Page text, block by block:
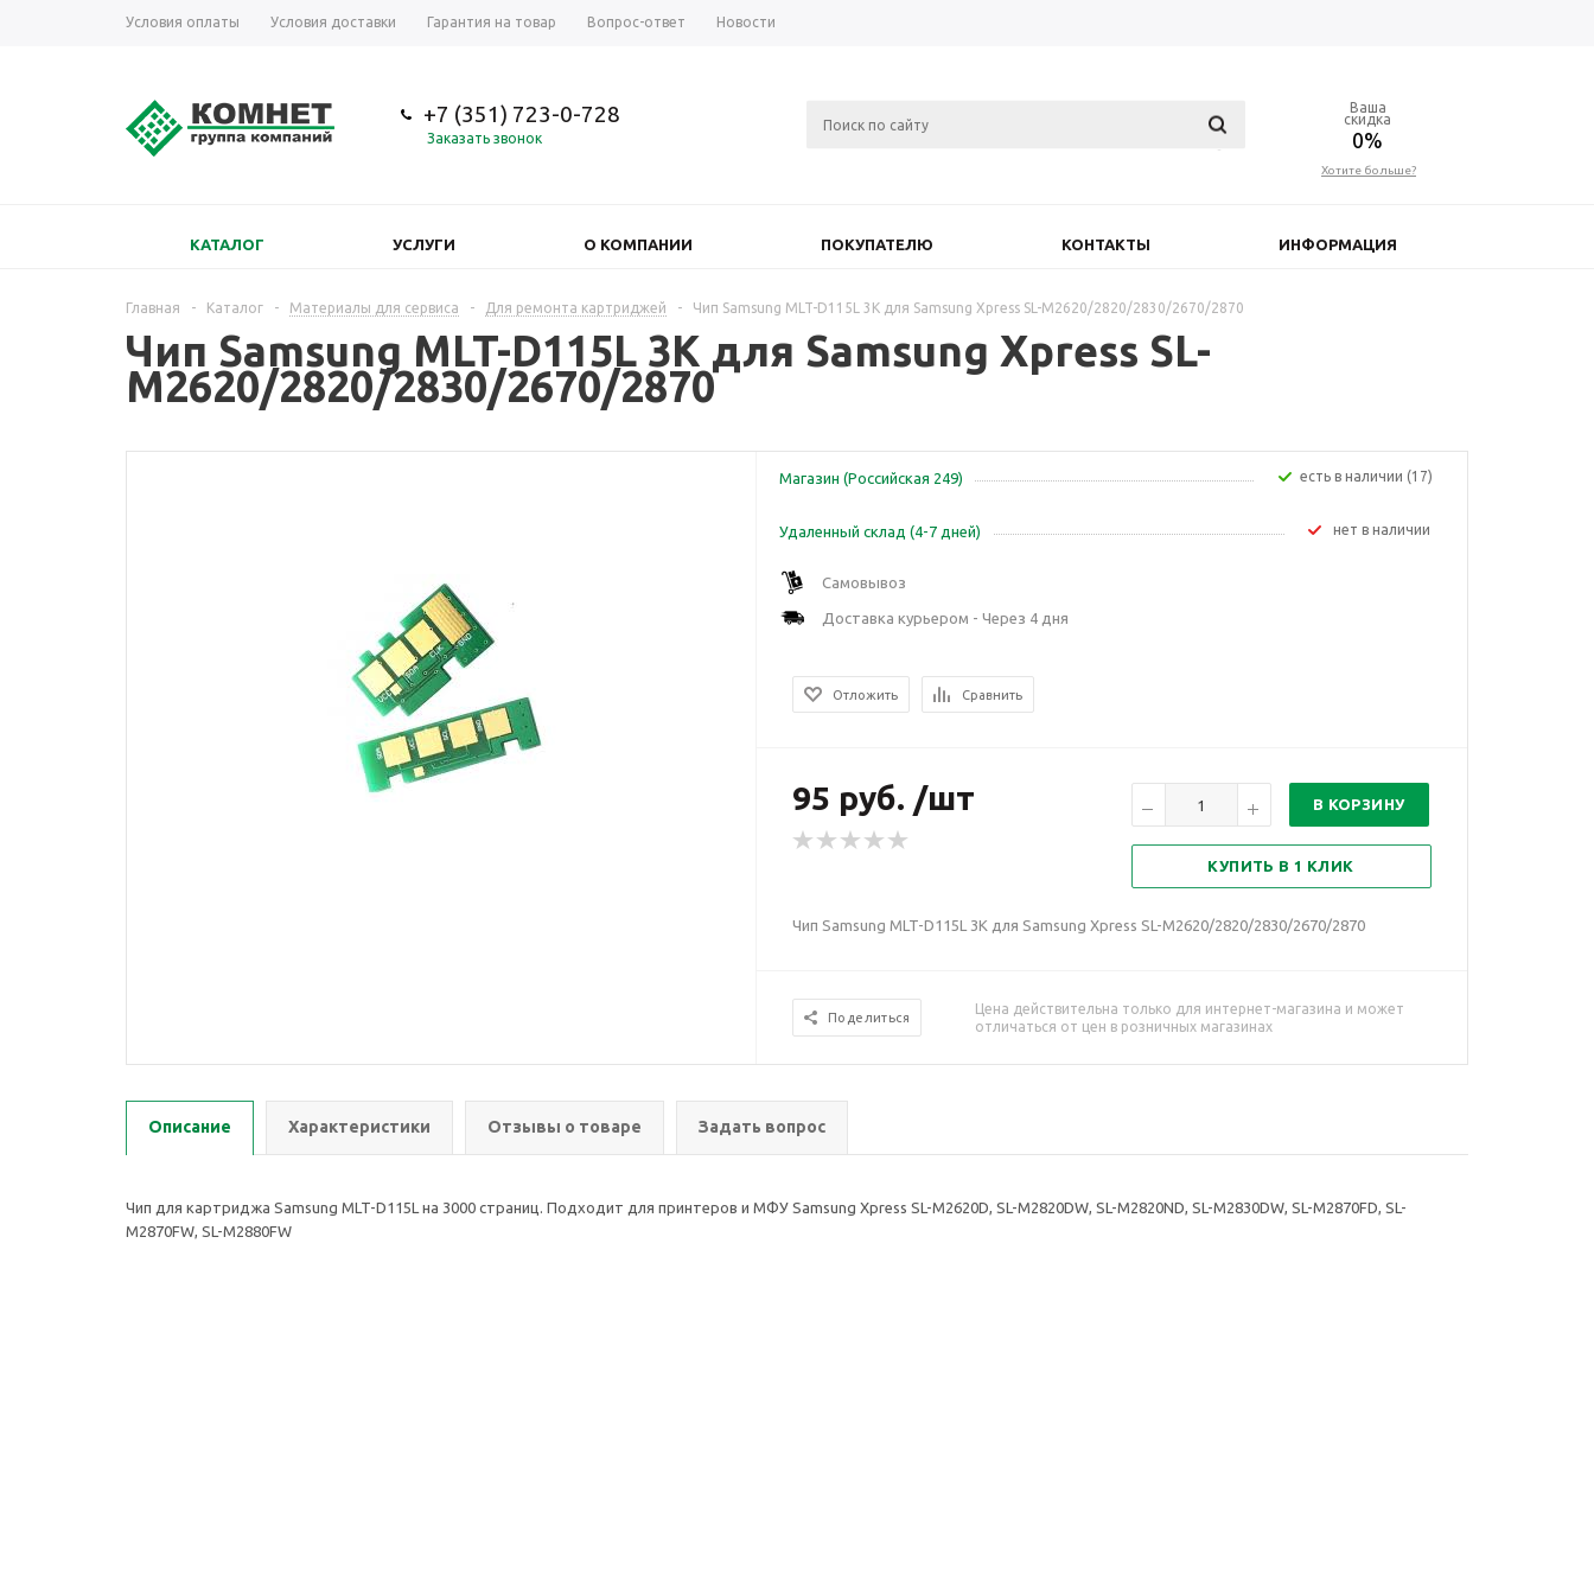
Условия оплаты Условия доставки Гарантия на товар Вопрос-ответ Новости
+7 (351) 723-0-728
Заказать звонок
Ваша
скидка
0%
Хотите больше?
КАТАЛОГ УСЛУГИ О КОМПАНИИ ПОКУПАТЕЛЮ КОНТАКТЫ ИНФОРМАЦИЯ
Главная - Каталог - Материалы для сервиса - Для ремонта картриджей - Чип Samsung MLT-D115L 3K для Samsung Xpress SL-M2620/2820/2830/2670/2870
Чип Samsung MLT-D115L 3K для Samsung Xpress SL-
M2620/2820/2830/2670/2870
Магазин (Российская 249) Есть в наличии (17)
Удаленный склад (4-7 дней) Нет в наличии
Самовывоз
Доставка курьером - Через 4 дня
Отложить Сравнить
95 руб. /шт В КОРЗИНУ
КУПИТЬ В 1 КЛИК
Чип Samsung MLT-D115L 3K для Samsung Xpress SL-M2620/2820/2830/2670/2870
Поделиться
Цена действительна только для интернет-магазина и может
отличаться от цен в розничных магазинах
Описание Характеристики Отзывы о товаре Задать вопрос
Чип для картриджа Samsung MLT-D115L на 3000 страниц. Подходит для принтеров и МФУ Samsung Xpress SL-M2620D, SL-M2820DW, SL-M2820ND, SL-M2830DW, SL-M2870FD, SL-
M2870FW, SL-M2880FW